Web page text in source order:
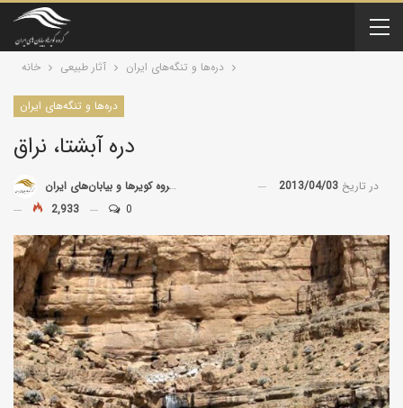
خانه آثار طبیعی دره‌ها و تنگه‌های ایران
دره‌ها و تنگه‌های ایران
دره آبشتا، نراق
توسط گروه کویرها و بیابان‌های ایران در تاریخ 2013/04/03
2,933
0